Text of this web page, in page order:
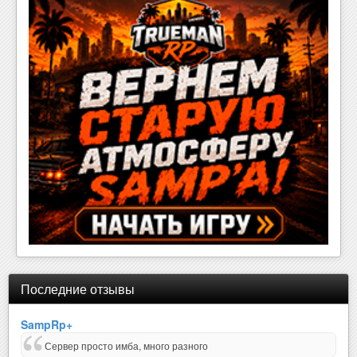
Последние отзывы
SampRp+
Сервер просто имба, много разного